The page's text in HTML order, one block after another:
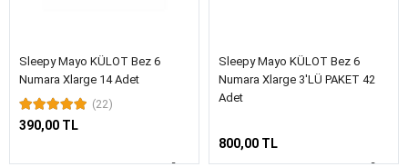
Sleepy Mayo KÜLOT Bez 6
Numara Xlarge 14 Adet
(22)
390,00 TL
Sleepy Mayo KÜLOT Bez 6
Numara Xlarge 3'LÜ PAKET 42
Adet
800,00 TL